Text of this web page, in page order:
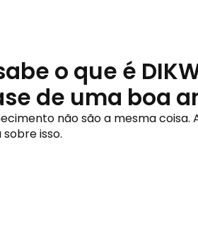
o que é
de uma boa
não são a mesma coisa.
isso.